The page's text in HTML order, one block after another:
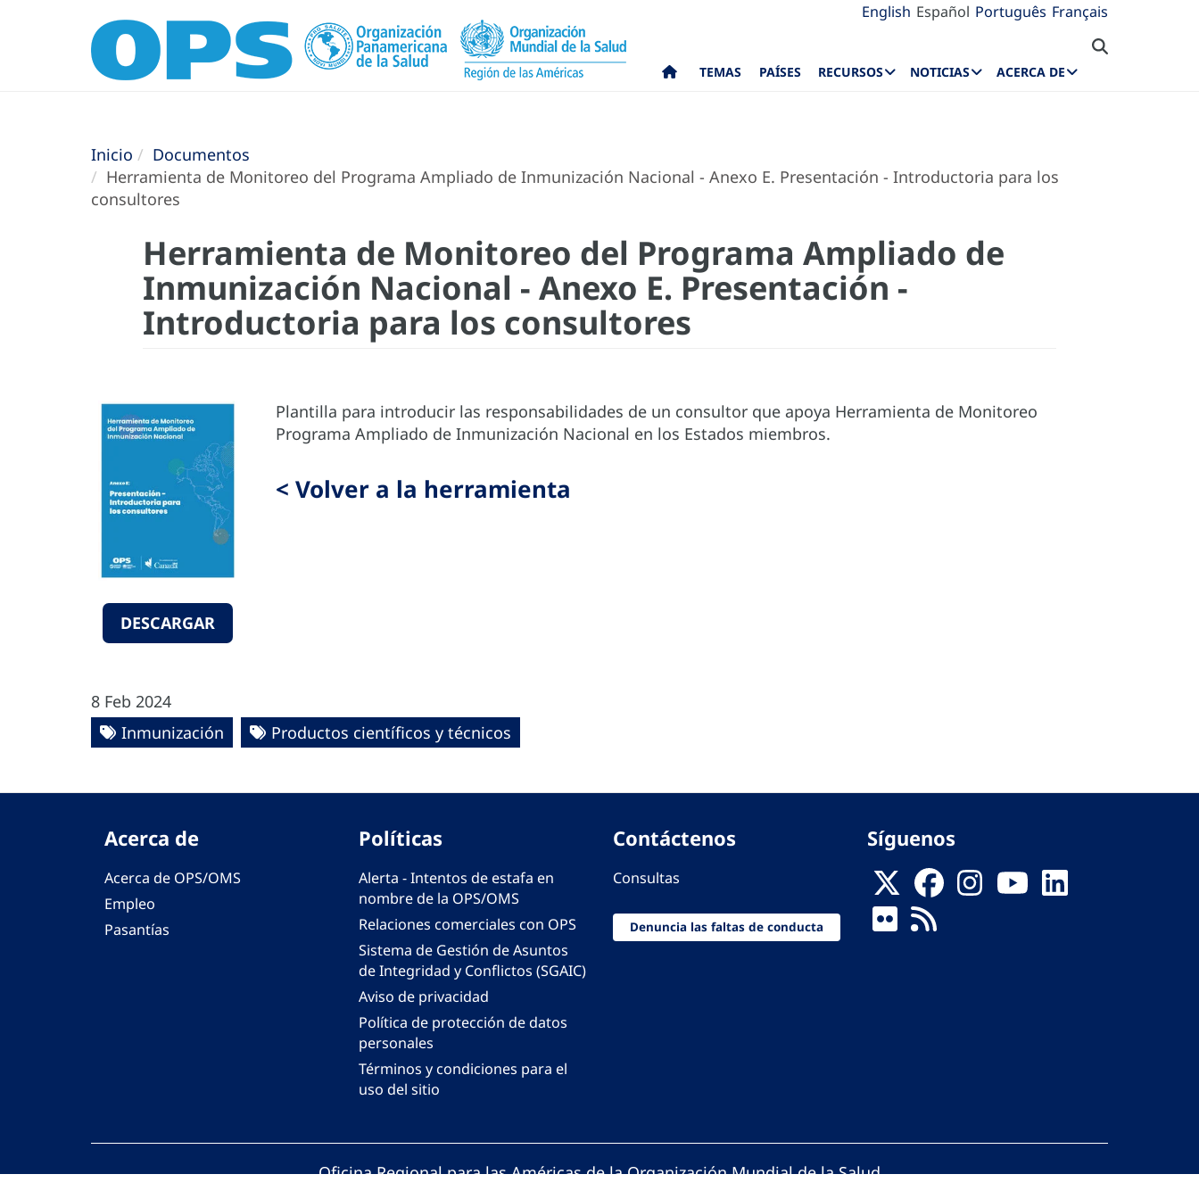
English Español Português Français
TEMAS PAÍSES RECURSOS NOTICIAS ACERCA DE
Inicio
Documentos
Herramienta de Monitoreo del Programa Ampliado de Inmunización Nacional - Anexo E. Presentación - Introductoria para los
consultores
Herramienta de Monitoreo del Programa Ampliado de
Inmunización Nacional - Anexo E. Presentación -
Introductoria para los consultores
DESCARGAR
Plantilla para introducir las responsabilidades de un consultor que apoya Herramienta de Monitoreo
Programa Ampliado de Inmunización Nacional en los Estados miembros.
< Volver a la herramienta
8 Feb 2024
Inmunización
Productos científicos y técnicos
Acerca de
Acerca de OPS/OMS
Empleo
Pasantías
Políticas
Alerta - Intentos de estafa en
nombre de la OPS/OMS
Relaciones comerciales con OPS
Sistema de Gestión de Asuntos
de Integridad y Conflictos (SGAIC)
Aviso de privacidad
Política de protección de datos
personales
Términos y condiciones para el
uso del sitio
Contáctenos
Consultas
Denuncia las faltas de conducta
Síguenos
Oficina Regional para las Américas de la Organización Mundial de la Salud